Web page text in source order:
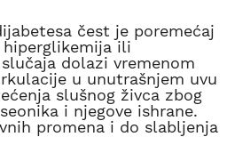
čest je poremećaj
hiperglikemija ili
dolazi vremenom
u unutrašnjem uvu
slušnog živca zbog
i njegove ishrane.
promena i do slabljenja